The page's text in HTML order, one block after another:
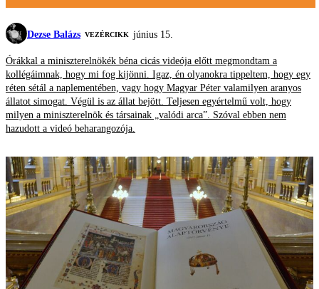
Dezse Balázs VEZÉRCIKK június 15.
Órákkal a miniszterelnökék béna cicás videója előtt megmondtam a
kollégáimnak, hogy mi fog kijönni. Igaz, én olyanokra tippeltem, hogy egy
réten sétál a naplementében, vagy hogy Magyar Péter valamilyen aranyos
állatot simogat. Végül is az állat bejött. Teljesen egyértelmű volt, hogy
milyen a miniszterelnök és társainak „valódi arca”. Szóval ebben nem
hazudott a videó beharangozója.